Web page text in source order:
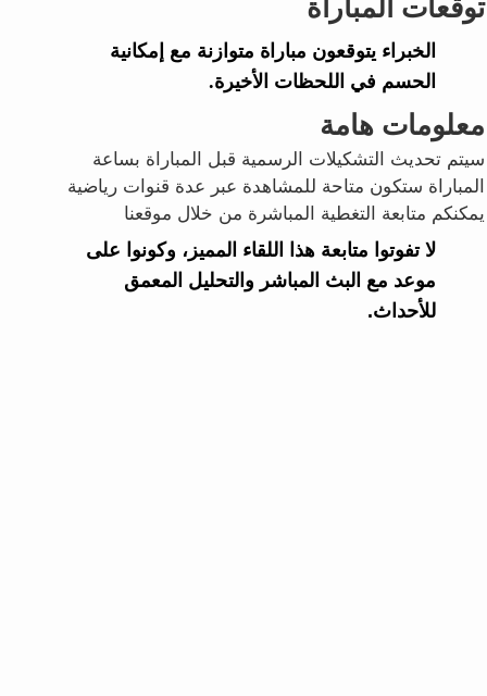
توقعات المباراة
الخبراء يتوقعون مباراة متوازنة مع إمكانية
الحسم في اللحظات الأخيرة.
معلومات هامة
سيتم تحديث التشكيلات الرسمية قبل المباراة بساعة
المباراة ستكون متاحة للمشاهدة عبر عدة قنوات رياضية
يمكنكم متابعة التغطية المباشرة من خلال موقعنا
لا تفوتوا متابعة هذا اللقاء المميز، وكونوا على
موعد مع البث المباشر والتحليل المعمق
للأحداث.